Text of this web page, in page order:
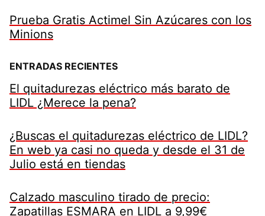
Prueba Gratis Actimel Sin Azúcares con los
Minions
ENTRADAS RECIENTES
El quitadurezas eléctrico más barato de
LIDL ¿Merece la pena?
¿Buscas el quitadurezas eléctrico de LIDL?
En web ya casi no queda y desde el 31 de
Julio está en tiendas
Calzado masculino tirado de precio:
Zapatillas ESMARA en LIDL a 9,99€